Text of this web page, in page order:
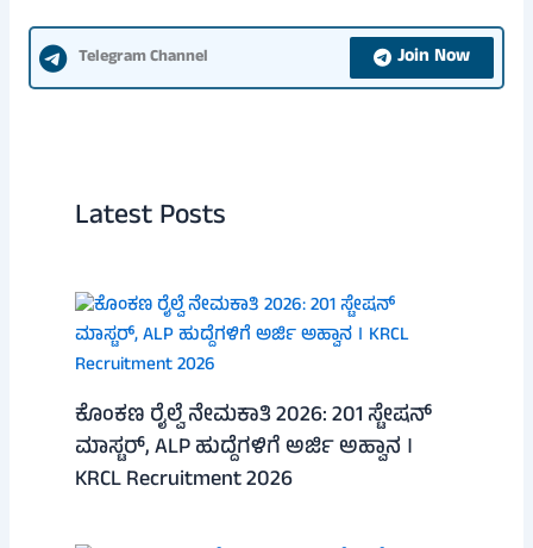
Telegram Channel Join Now
Latest Posts
ಕೊಂಕಣ ರೈಲ್ವೆ ನೇಮಕಾತಿ 2026: 201 ಸ್ಟೇಷನ್
ಮಾಸ್ಟರ್, ALP ಹುದ್ದೆಗಳಿಗೆ ಅರ್ಜಿ ಅಹ್ವಾನ ।
KRCL Recruitment 2026